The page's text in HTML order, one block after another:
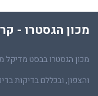
מכון הגסטרו -
מכון הגסטרו בבסט מדיקל
והצפון, ובכללם בדיקות